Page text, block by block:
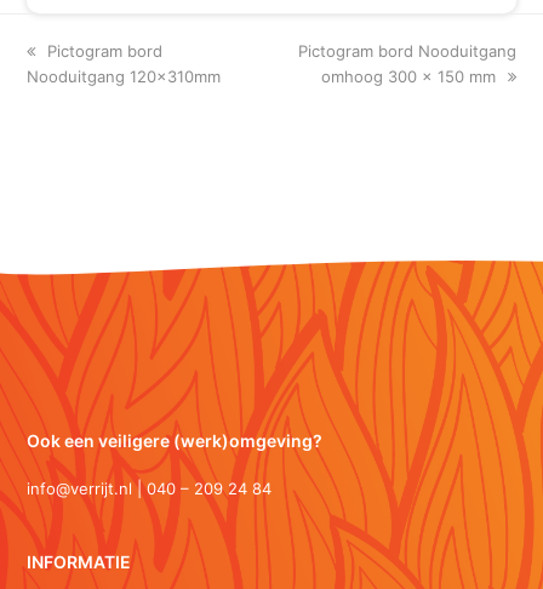
previous
post:
Pictogram bord
Nooduitgang 120x310mm
next
post:
Pictogram bord Nooduitgang
omhoog 300 x 150 mm
Ook een veiligere (werk)omgeving?
info@verrijt.nl | 040 – 209 24 84
INFORMATIE